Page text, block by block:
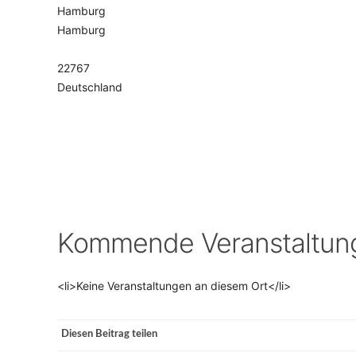
VERANSTALTUNGSORTE
Hamburg
Hamburg
22767
Deutschland
Kommende
<li>Keine Veranstaltungen an diesem Ort</li>
Diesen Beitrag teilen